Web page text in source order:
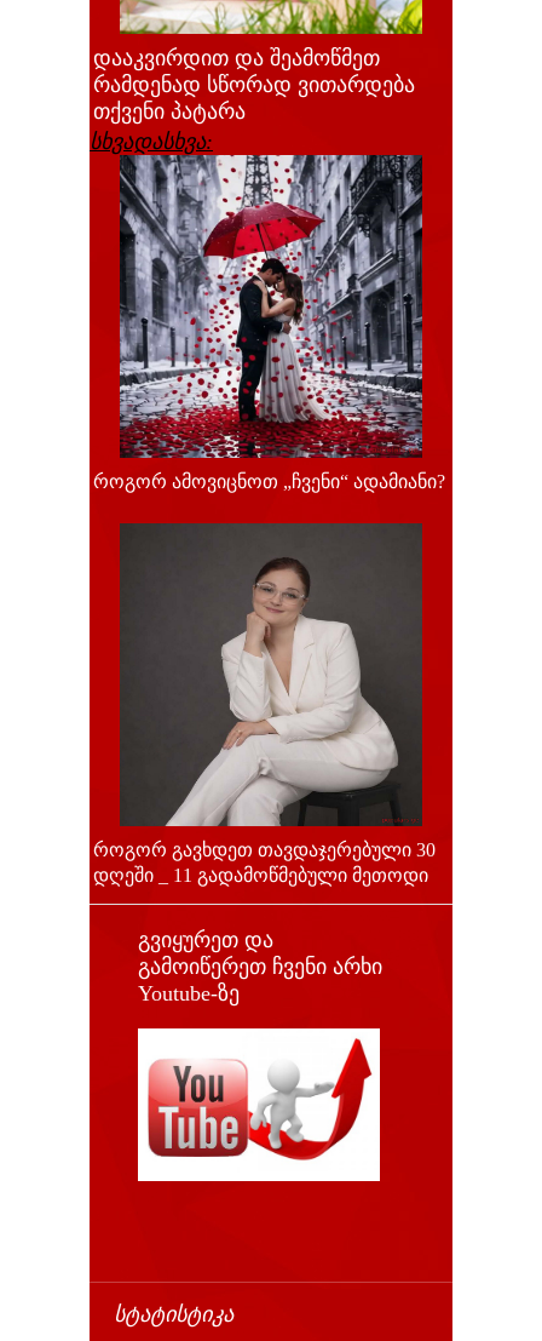
დააკვირდით და შეამოწმეთ
რამდენად სწორად ვითარდება
თქვენი პატარა
სხვადასხვა:
როგორ ამოვიცნოთ „ჩვენი“ ადამიანი?
როგორ გავხდეთ თავდაჯერებული 30
დღეში _ 11 გადამოწმებული მეთოდი
გვიყურეთ და
გამოიწერეთ ჩვენი არხი
Youtube-ზე
ᲡᲢᲐᲢᲘᲡᲢᲘᲙᲐ